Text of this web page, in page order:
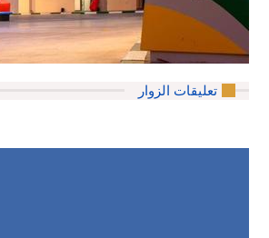
تعليقات الزوار